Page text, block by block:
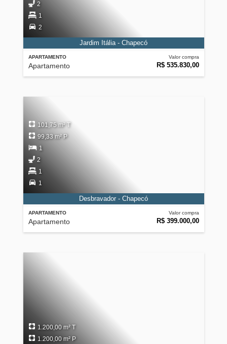
APARTAMENTO
Apartamento
Valor compra
R$ 535.830,00
2
1
2
Jardim Itália - Chapecó
APARTAMENTO
Apartamento
Valor compra
R$ 399.000,00
101,75 m² T
99,33 m² P
1
2
1
1
Desbravador - Chapecó
1.200,00 m² T
1.200,00 m² P